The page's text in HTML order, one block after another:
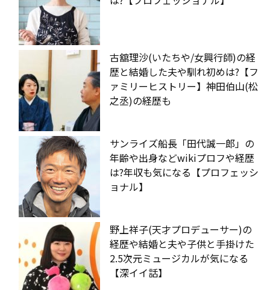
古舘理沙(いたちや/女興行師)の経
歴と結婚した夫や馴れ初めは?【フ
ァミリーヒストリー】神田伯山(松
之丞)の経歴も
サンライズ船長「田代誠一郎」の
年齢や出身などwikiプロフや経歴
は?年収も気になる【プロフェッシ
ョナル】
野上祥子(天才プロデューサー)の
経歴や結婚と夫や子供と手掛けた
2.5次元ミュージカルが気になる
【深イイ話】